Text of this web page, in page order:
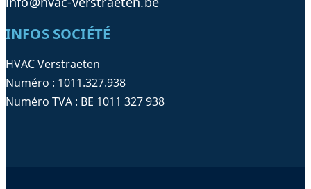
INFOS SOCIÉTÉ
HVAC Verstraeten
Numéro : 1011.327.938
Numéro TVA : BE 1011 327 938